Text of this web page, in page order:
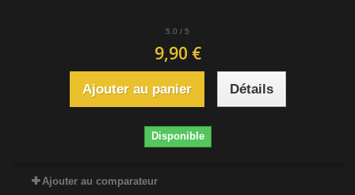
5.0 / 5
9,90 €
Ajouter au panier Détails
Disponible
Ajouter au comparateur